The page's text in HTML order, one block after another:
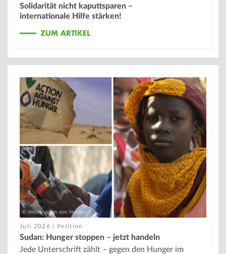
Solidarität nicht kaputtsparen –
internationale Hilfe stärken!
ZUM ARTIKEL
© Aktion gegen den Hunger
Juli 2026 | Petition
Sudan: Hunger stoppen – jetzt handeln
Jede Unterschrift zählt – gegen den Hunger im